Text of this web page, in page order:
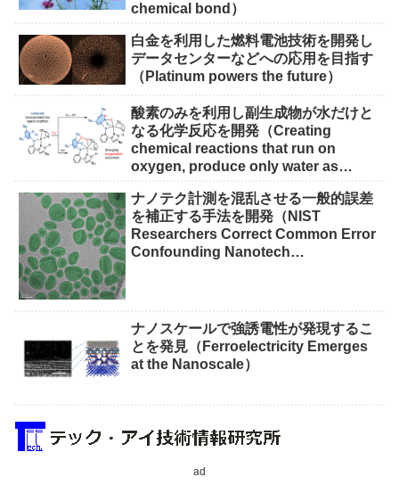
chemical bond）
白金を利用した燃料電池技術を開発し
データセンターなどへの応用を目指す
（Platinum powers the future）
酸素のみを利用し副生成物が水だけと
なる化学反応を開発（Creating
chemical reactions that run on
oxygen, produce only water as
ナノテク計測を混乱させる一般的誤差
を補正する手法を開発（NIST
Researchers Correct Common Error
Confounding Nanotech
ナノスケールで強誘電性が発現するこ
とを発見（Ferroelectricity Emerges
at the Nanoscale）
ad